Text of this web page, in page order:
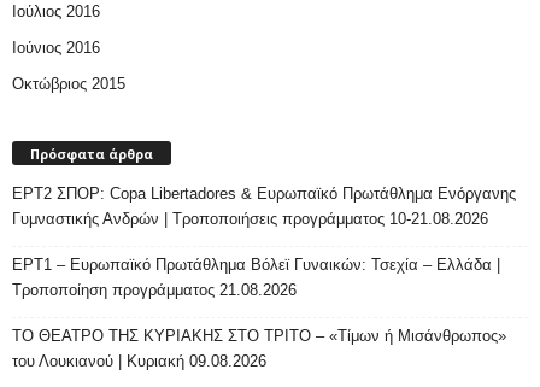
Ιούλιος 2016
Ιούνιος 2016
Οκτώβριος 2015
Πρόσφατα άρθρα
ΕΡΤ2 ΣΠΟΡ: Copa Libertadores & Ευρωπαϊκό Πρωτάθλημα Ενόργανης
Γυμναστικής Ανδρών | Τροποποιήσεις προγράμματος 10-21.08.2026
ΕΡΤ1 – Ευρωπαϊκό Πρωτάθλημα Βόλεϊ Γυναικών: Τσεχία – Ελλάδα |
Τροποποίηση προγράμματος 21.08.2026
ΤΟ ΘΕΑΤΡΟ ΤΗΣ ΚΥΡΙΑΚΗΣ ΣΤΟ ΤΡΙΤΟ – «Τίμων ή Μισάνθρωπος»
του Λουκιανού | Κυριακή 09.08.2026